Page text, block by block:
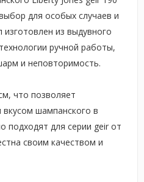
для особых случаев и
из выдувного
ручной работы,
и неповторимость.
что позволяет
шампанского в
подходят для серии geir от
своим качеством и